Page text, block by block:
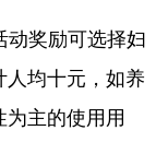
动奖励可选择妇
人均十元，如养
主的使用用